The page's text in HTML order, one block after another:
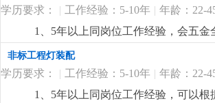
5、产品推广：通过网络平台和社交
同，并处理合同履行过程中可能出
优先。语言能力：英语四级以上，
流程者优先。技能素质：熟悉网络
4500-6000元/月+提成更详细...
学历要求： | 工作经验：5-10年 | 年龄：22-
1、5年以上同岗位工作经验，会五
度与加工质量。2、责任心强，服从
计划，能及时处理加工、装配过程中
非标工程灯装配
学历要求： | 工作经验：5-10年 | 年龄：22-
1、5年以上同岗位工作经验，可以